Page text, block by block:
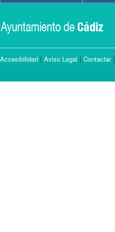
Accesibilidad | Aviso Legal | Contactar|